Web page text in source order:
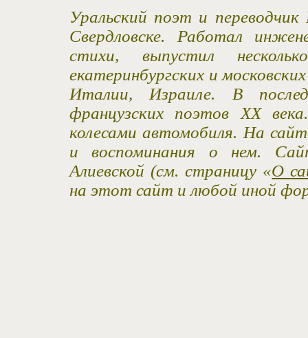
Уральский поэт и
Свердловске. Работал
стихи, выпустил
екатеринбургских и
Италии, Израиле. В
французских поэтов XX
колесами автомобиля. На
и воспоминания о нем.
Алиевской (см. страницу «О
на этот сайт и любой иной